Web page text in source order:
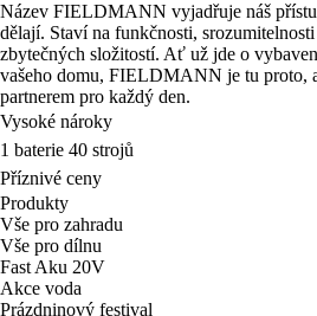
Název FIELDMANN vyjadřuje náš
dělají. Staví na funkčnosti,
zbytečných složitostí. Ať už jde o
vašeho domu, FIELDMANN je tu proto,
partnerem pro každý den.
Vysoké nároky
1 baterie 40 strojů
Příznivé ceny
Produkty
Vše pro zahradu
Vše pro dílnu
Fast Aku 20V
Akce voda
Prázdninový festival